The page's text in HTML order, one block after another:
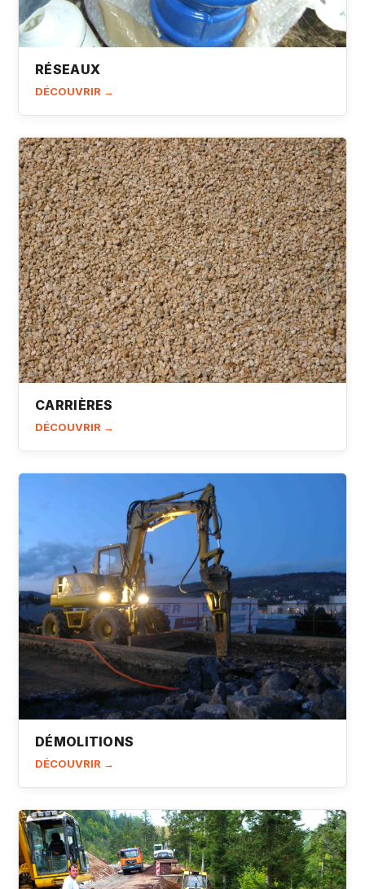
RÉSEAUX
DÉCOUVRIR →
CARRIÈRES
DÉCOUVRIR →
DÉMOLITIONS
DÉCOUVRIR →